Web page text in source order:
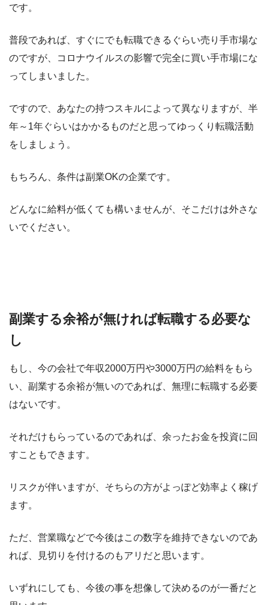
です。
普段であれば、すぐにでも転職できるぐらい売り手市場な
のですが、コロナウイルスの影響で完全に買い手市場にな
ってしまいました。
ですので、あなたの持つスキルによって異なりますが、半
年～1年ぐらいはかかるものだと思ってゆっくり転職活動
をしましょう。
もちろん、条件は副業OKの企業です。
どんなに給料が低くても構いませんが、そこだけは外さな
いでください。
副業する余裕が無ければ転職する必要な
し
もし、今の会社で年収2000万円や3000万円の給料をもら
い、副業する余裕が無いのであれば、無理に転職する必要
はないです。
それだけもらっているのであれば、余ったお金を投資に回
すこともできます。
リスクが伴いますが、そちらの方がよっぽど効率よく稼げ
ます。
ただ、営業職などで今後はこの数字を維持できないのであ
れば、見切りを付けるのもアリだと思います。
いずれにしても、今後の事を想像して決めるのが一番だと